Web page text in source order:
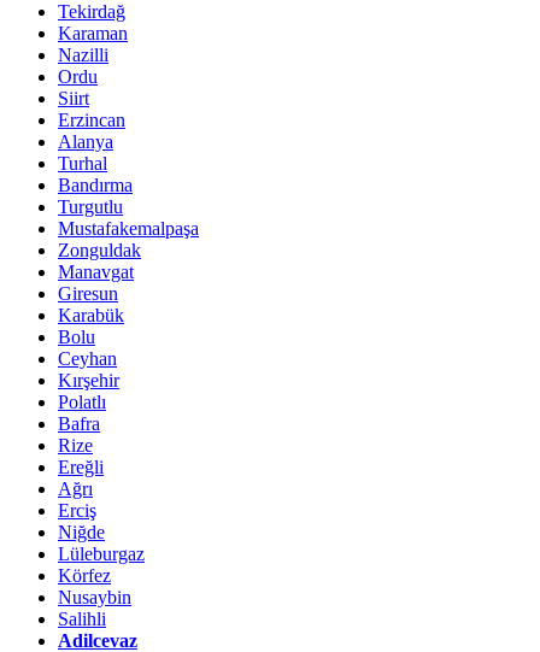
Tekirdağ
Karaman
Nazilli
Ordu
Siirt
Erzincan
Alanya
Turhal
Bandırma
Turgutlu
Mustafakemalpaşa
Zonguldak
Manavgat
Giresun
Karabük
Bolu
Ceyhan
Kırşehir
Polatlı
Bafra
Rize
Ereğli
Ağrı
Erciş
Niğde
Lüleburgaz
Körfez
Nusaybin
Salihli
Adilcevaz